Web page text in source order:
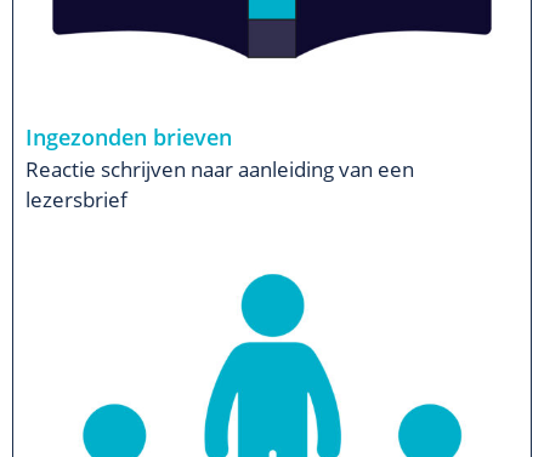
Ingezonden brieven
Reactie schrijven naar aanleiding van een
lezersbrief